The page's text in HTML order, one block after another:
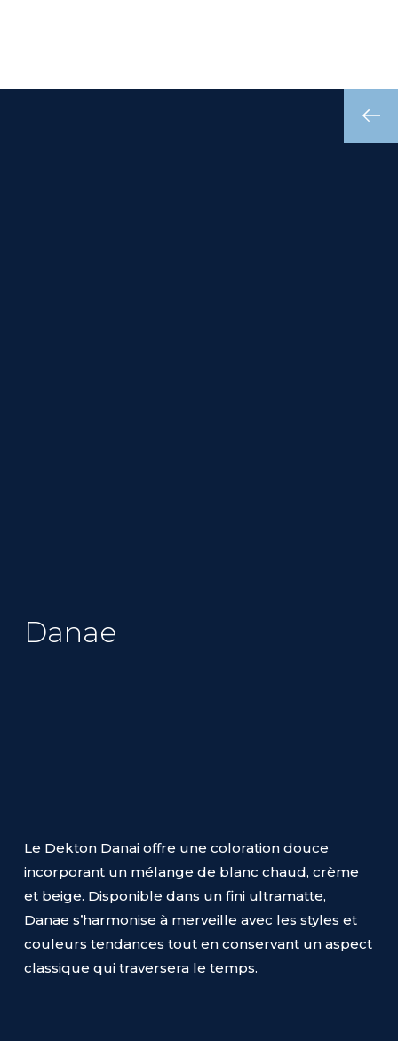
Danae
Le Dekton Danai offre une coloration douce
incorporant un mélange de blanc chaud, crème
et beige. Disponible dans un fini ultramatte,
Danae s’harmonise à merveille avec les styles et
couleurs tendances tout en conservant un aspect
classique qui traversera le temps.